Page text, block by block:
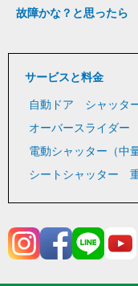
故障かな？と思ったら
サービスと料金
自動ドア シャッタ
オーバースライダー
電動シャッター（中
シートシャッター